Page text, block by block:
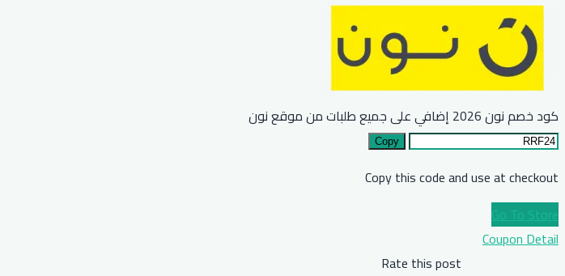
كود خصم نون 2026 إضافي على جميع طلبات من موقع نون
Copy
Copy this code and use at checkout
Go To Store
Coupon Detail
Rate this post